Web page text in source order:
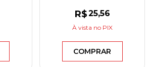
R$25,56
À vista no PIX
COMPRAR